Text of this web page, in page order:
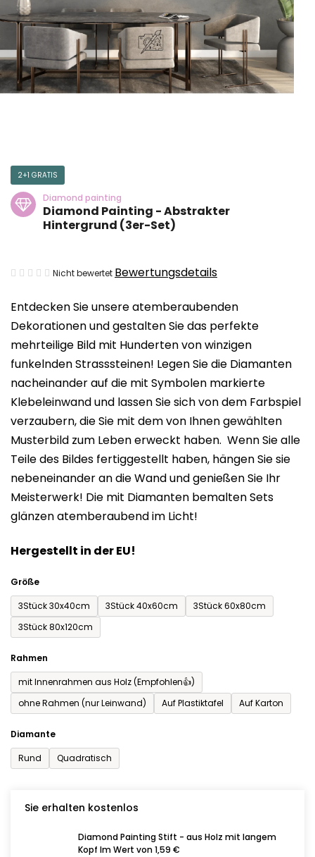
Entdecken Sie unsere atemberaubenden
Dekorationen und gestalten Sie das perfekte
mehrteilige Bild mit Hunderten von winzigen
funkelnden Strasssteinen! Legen Sie die Diamanten
nacheinander auf die mit Symbolen markierte
Klebeleinwand und lassen Sie sich von dem Farbspiel
verzaubern, die Sie mit dem von Ihnen gewählten
Musterbild zum Leben erweckt haben. Wenn Sie alle
Teile des Bildes fertiggestellt haben, hängen Sie sie
nebeneinander an die Wand und genießen Sie Ihr
Meisterwerk! Die mit Diamanten bemalten Sets
glänzen atemberaubend im Licht!
Hergestellt in der EU!
Größe
3Stück 30x40cm
3Stück 40x60cm
3Stück 60x80cm
3Stück 80x120cm
Rahmen
mit Innenrahmen aus Holz (Empfohlen👍)
ohne Rahmen (nur Leinwand)
Auf Plastiktafel Auf Karton
Diamante
Rund
Quadratisch
Sie erhalten kostenlos
Diamond Painting Stift - aus Holz mit langem
Kopf Im Wert von 1,59 €
2+1 GRATIS
Diamond painting
Diamond Painting - Abstrakter
Hintergrund (3er-Set)
Die
Produktbewertung
ist
0,0
von
5
Sternen.
Nicht bewertet Bewertungsdetails